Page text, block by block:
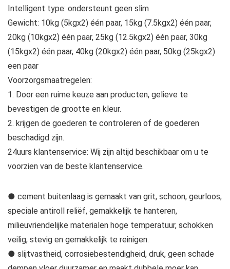
Intelligent type: ondersteunt geen slim
Gewicht: 10kg (5kgx2) één paar, 15kg (7.5kgx2) één paar,
20kg (10kgx2) één paar, 25kg (12.5kgx2) één paar, 30kg
(15kgx2) één paar, 40kg (20kgx2) één paar, 50kg (25kgx2)
een paar
Voorzorgsmaatregelen:
1. Door een ruime keuze aan producten, gelieve te
bevestigen de grootte en kleur.
2. krijgen de goederen te controleren of de goederen
beschadigd zijn.
24uurs klantenservice: Wij zijn altijd beschikbaar om u te
voorzien van de beste klantenservice.
● cement buitenlaag is gemaakt van grit, schoon, geurloos,
speciale antiroll reliëf, gemakkelijk te hanteren,
milieuvriendelijke materialen hoge temperatuur, schokken
veilig, stevig en gemakkelijk te reinigen.
● slijtvastheid, corrosiebestendigheid, druk, geen schade